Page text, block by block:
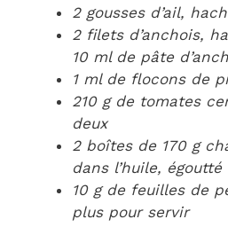
2 gousses d’ail,
2 filets d’anchois,
10 ml de pâte
1 ml de flocons de
210 g de tomates
deux
2 boîtes de 170 g
dans l’huile,
10 g de feuilles de
plus pour servir